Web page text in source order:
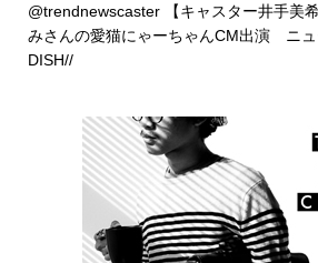
@trendnewscaster【キャスター井手美
みさんの愛猫にゃーちゃんCM出演 ニ
DISH//